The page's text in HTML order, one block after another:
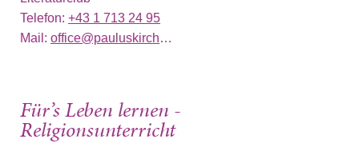
Telefon: +43 1 713 24 95
Mail: office@pauluskirche.at
Für’s Leben lernen -
Religionsunterricht